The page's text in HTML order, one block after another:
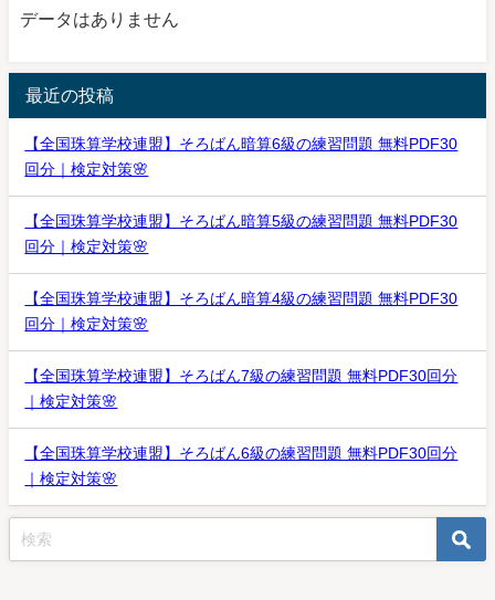
データはありません
最近の投稿
【全国珠算学校連盟】そろばん暗算6級の練習問題 無料PDF30
回分｜検定対策🌸
【全国珠算学校連盟】そろばん暗算5級の練習問題 無料PDF30
回分｜検定対策🌸
【全国珠算学校連盟】そろばん暗算4級の練習問題 無料PDF30
回分｜検定対策🌸
【全国珠算学校連盟】そろばん7級の練習問題 無料PDF30回分
｜検定対策🌸
【全国珠算学校連盟】そろばん6級の練習問題 無料PDF30回分
｜検定対策🌸